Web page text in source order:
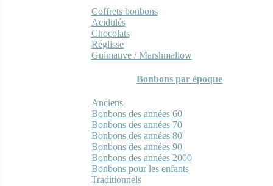
Coffrets bonbons
Acidulés
Chocolats
Réglisse
Guimauve / Marshmallow
Bonbons par époque
Anciens
Bonbons des années 60
Bonbons des années 70
Bonbons des années 80
Bonbons des années 90
Bonbons des années 2000
Bonbons pour les enfants
Traditionnels